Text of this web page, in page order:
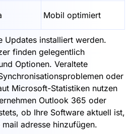
Mobil optimiert
Updates installiert werden.
finden gelegentlich
Optionen. Veraltete
oder
Microsoft-Statistiken nutzen
Outlook 365 oder
ob Ihre Software aktuell ist,
adresse hinzufügen.